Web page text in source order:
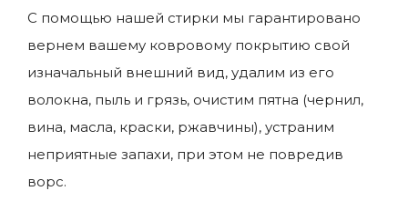
С помощью нашей стирки мы гарантировано
вернем вашему ковровому покрытию свой
изначальный внешний вид, удалим из его
волокна, пыль и грязь, очистим пятна (чернил,
вина, масла, краски, ржавчины), устраним
неприятные запахи, при этом не повредив
ворс.